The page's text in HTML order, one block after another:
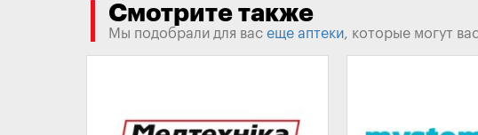
Смотрите также
Мы подобрали для вас еще аптеки, которые могут